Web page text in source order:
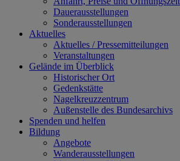
Dauerausstellungen
Sonderausstellungen
Aktuelles
Aktuelles / Pressemitteilungen
Veranstaltungen
Gelände im Überblick
Historischer Ort
Gedenkstätte
Nagelkreuzzentrum
Außenstelle des Bundesarchivs
Spenden und helfen
Bildung
Angebote
Wanderausstellungen